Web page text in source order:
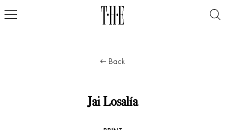
Back
Jai Losalía